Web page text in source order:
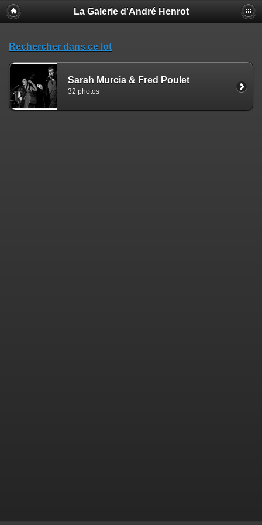
La Galerie d'André Henrot
Rechercher dans ce lot
Sarah Murcia & Fred Poulet
32 photos